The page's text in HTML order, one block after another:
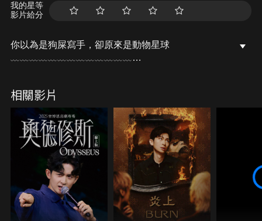
我的星等
影片給分
你以為是狗屎寫手，卻原來是動物星球
﹏﹏﹏﹏﹏﹏﹏﹏﹏﹏﹏﹏﹏
Dr.情趣｜台灣情趣用品領導商城
品質最安心
選品最用心
服務最貼心
結帳輸入優惠代碼大寫【STRGW】
全館滿千折百，最高折9百！
全台灣就這家最厲害 https://drqqtoys.tw/6DSKZ
相關影片